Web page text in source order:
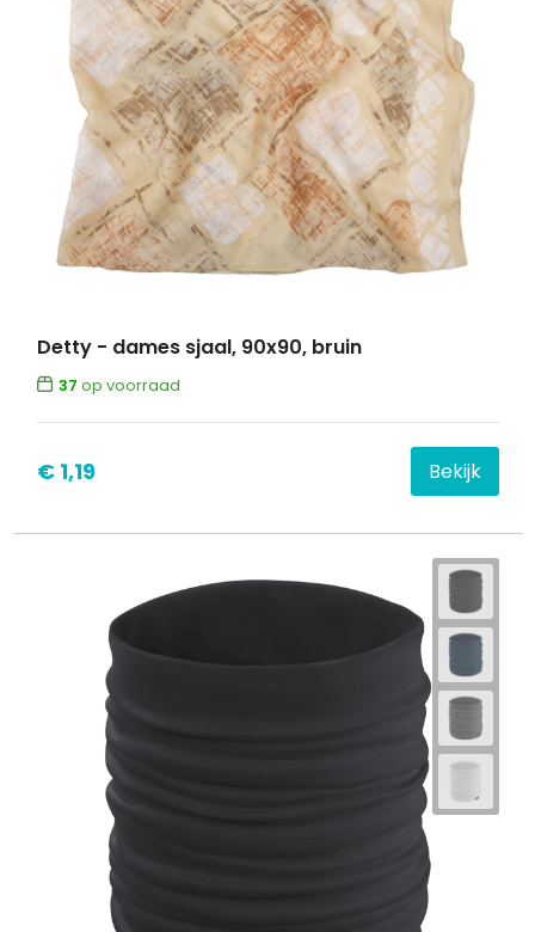
Detty - dames sjaal, 90x90, bruin
37 op voorraad
€ 1,19 Bekijk